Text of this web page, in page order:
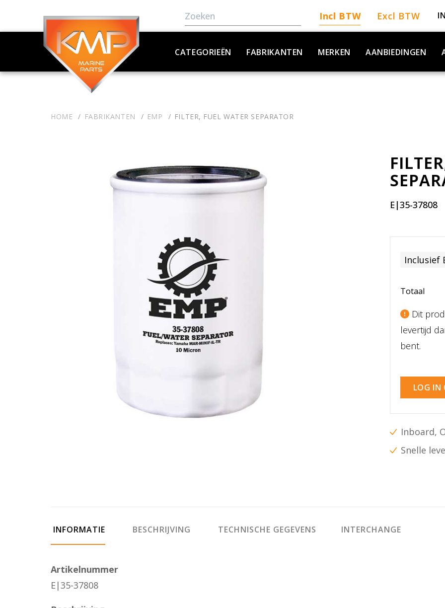
Incl BTW Excl BTW
CATEGORIEËN FABRIKANTEN MERKEN AANBIEDINGEN
HOME FABRIKANTEN EMP FILTER, FUEL WATER SEPARATOR
E|35-37808
Inclusief
Totaal
Dit
levertijd
bent.
LOG IN
Inboard,
Snelle
INFORMATIE BESCHRIJVING TECHNISCHE GEGEVENS INTERCHANGE
Artikelnummer
E|35-37808